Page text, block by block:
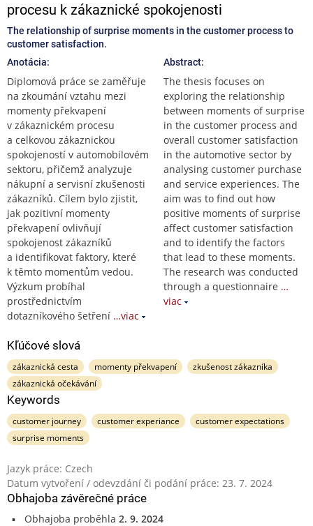
procesu k zákaznické spokojenosti
The relationship of surprise moments in the customer process to
customer satisfaction.
Anotácia:
Diplomová práce se zaměřuje
na zkoumání vztahu mezi
momenty překvapení
v zákaznickém procesu
a celkovou zákaznickou
spokojeností v automobilovém
sektoru, přičemž analyzuje
nákupní a servisní zkušenosti
zákazníků. Cílem bylo zjistit,
jak pozitivní momenty
překvapení ovlivňují
spokojenost zákazníků
a identifikovat faktory, které
k těmto momentům vedou.
Výzkum probíhal
prostřednictvím
dotazníkového šetření …viac
Abstract:
The thesis focuses on
exploring the relationship
between moments of surprise
in the customer process and
overall customer satisfaction
in the automotive sector by
analysing customer purchase
and service experiences. The
aim was to find out how
positive moments of surprise
affect customer satisfaction
and to identify the factors
that lead to these moments.
The research was conducted
through a questionnaire …
viac
Kľúčové slová
zákaznická cesta momenty překvapení
zkušenost zákazníka
zákaznická očekávání
Keywords
customer journey customer experiance
customer expectations
surprise moments
Jazyk práce: Czech
Datum vytvoření / odevzdání či podání práce: 23. 7. 2024
Obhajoba závěrečné práce
Obhajoba proběhla 2. 9. 2024